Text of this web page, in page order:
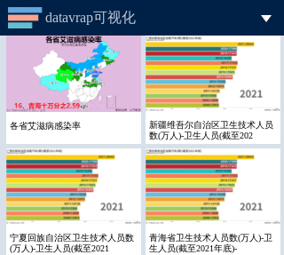
datavrap可视化
首页
可视化工具
数据仓库
模板案例
帮助文档
各省艾滋病感染率
新疆维吾尔自治区卫生技术人员
数(万人)-卫生人员(截至202
宁夏回族自治区卫生技术人员数
(万人)-卫生人员(截至2021
青海省卫生技术人员数(万人)-卫
生人员(截至2021年底)-